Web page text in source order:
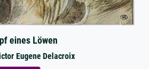
eines Löwen
Eugene Delacroix